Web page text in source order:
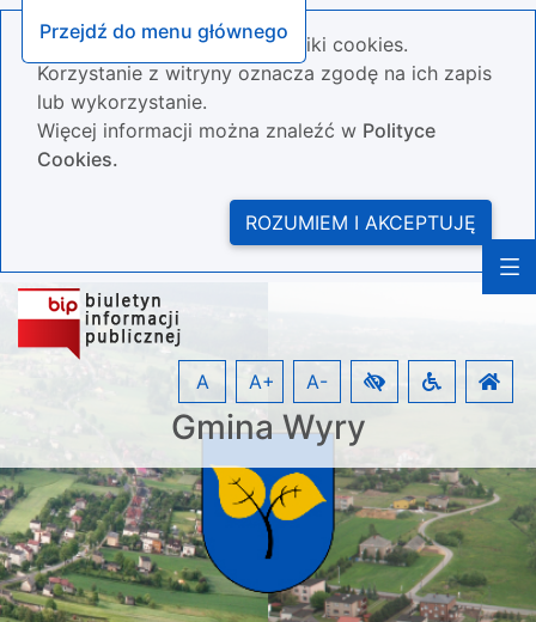
Przejdź do menu głównego
Nasza strona wykorzystuje pliki cookies.
Korzystanie z witryny oznacza zgodę na ich zapis
lub wykorzystanie.
Więcej informacji można znaleźć w Polityce
Cookies.
ROZUMIEM I AKCEPTUJĘ
Gmina Wyry
A A+ A-